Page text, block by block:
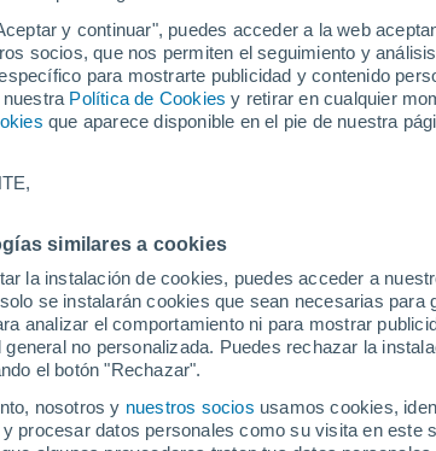
y continuar", puedes acceder a la web
socios, que nos permiten el seguimiento y
para mostrarte publicidad y contenido
Política de Cookies y retirar en cualquier
que aparece disponible en el pie de nuestra
similares a cookies
la instalación de cookies, puedes acceder a
se instalarán cookies que sean necesarias
analizar el comportamiento ni para mostrar
no personalizada. Puedes rechazar la
el botón "Rechazar".
nosotros y nuestros socios usamos cookies,
procesar datos personales como su visita en este
en el Estado de
agosto Todo el día Símbolo
23°
Atarigua
37°
35°
34°
23°
Siquisique
38°
24°